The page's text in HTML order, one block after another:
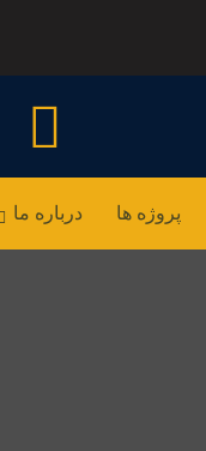
پروژه ها درباره ما